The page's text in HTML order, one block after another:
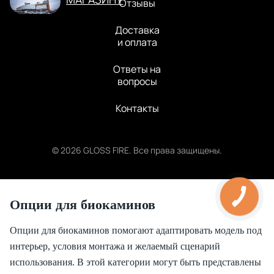
Отзывы
Доставка
и оплата
Ответы на
вопросы
Контакты
© 2026 GLOSS FIRE. Все права защищены.
Опции для биокаминов
Опции для биокаминов помогают адаптировать модель под
интерьер, условия монтажа и желаемый сценарий
использования. В этой категории могут быть представлены